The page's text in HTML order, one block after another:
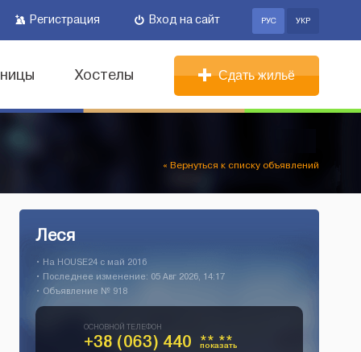
Регистрация Вход на сайт РУС УКР
Хостелы Сдать жильё
« Вернуться к списку объявлений
Леся
• На HOUSE24 c май 2016
• Последнее изменение: 05 Авг 2026, 14:17
• Объявление № 918
ОСНОВНОЙ ТЕЛЕФОН
+38 (063) 440 ** **
показать